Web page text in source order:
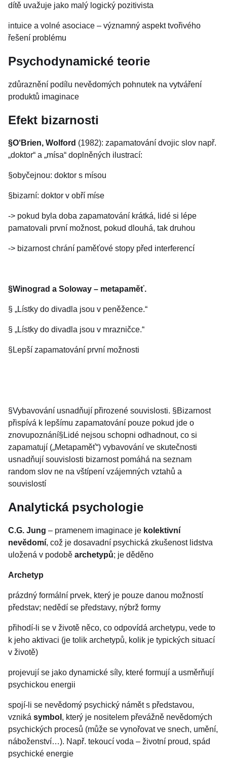
dítě uvažuje jako malý logický pozitivista
intuice a volné asociace – významný aspekt tvořivého
řešení problému
Psychodynamické teorie
zdůraznění podílu nevědomých pohnutek na vytváření
produktů imaginace
Efekt bizarnosti
§O‘Brien, Wolford (1982): zapamatování dvojic slov např.
„doktor“ a „mísa“ doplněných ilustrací:
§obyčejnou: doktor s mísou
§bizarní: doktor v obří míse
-> pokud byla doba zapamatování krátká, lidé si lépe
pamatovali první možnost, pokud dlouhá, tak druhou
-> bizarnost chrání paměťové stopy před interferencí
§Winograd a Soloway – metapaměť.
§ „Lístky do divadla jsou v peněžence.“
§ „Lístky do divadla jsou v mrazničce.“
§Lepší zapamatování první možnosti
§Vybavování usnadňují přirozené souvislosti. §Bizarnost
přispívá k lepšímu zapamatování pouze pokud jde o
znovupoznání§Lidé nejsou schopni odhadnout, co si
zapamatují („Metapaměť“) vybavování ve skutečnosti
usnadňují souvislosti bizarnost pomáhá na seznam
random slov ne na vštípení vzájemných vztahů a
souvislostí
Analytická psychologie
C.G. Jung – pramenem imaginace je kolektivní
nevědomí, což je dosavadní psychická zkušenost lidstva
uložená v podobě archetypů; je děděno
Archetyp
prázdný formální prvek, který je pouze danou možností
představ; nedědí se představy, nýbrž formy
přihodí-li se v životě něco, co odpovídá archetypu, vede to
k jeho aktivaci (je tolik archetypů, kolik je typických situací
v životě)
projevují se jako dynamické síly, které formují a usměrňují
psychickou energii
spojí-li se nevědomý psychický námět s představou,
vzniká symbol , který je nositelem převážně nevědomých
psychických procesů (může se vynořovat ve snech, umění,
náboženství…). Např. tekoucí voda – životní proud, spád
psychické energie